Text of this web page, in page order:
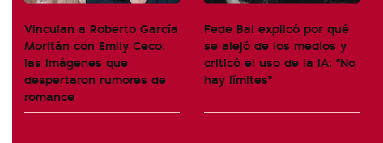
Vinculan a Roberto García
Moritán con Emily Ceco:
las imágenes que
despertaron rumores de
romance
Fede Bal explicó por qué
se alejó de los medios y
criticó el uso de la IA: "No
hay límites"